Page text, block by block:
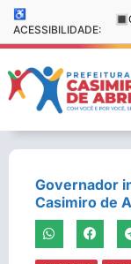
♿
ACESSIBILIDADE:
🔳
Governador
Casimiro de